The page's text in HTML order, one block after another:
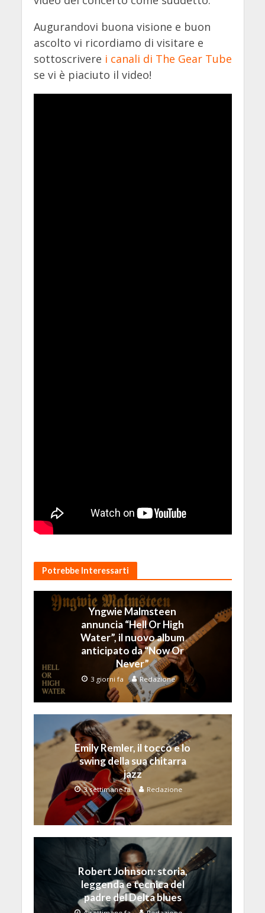
Augurandovi buona visione e buon
ascolto vi ricordiamo di visitare e
sottoscrivere i canali di The Gear Tube
se vi è piaciuto il video!
Potrebbe Interessarti
Yngwie Malmsteen
annuncia “Hell Or High
Water”, il nuovo album
anticipato da “Now Or
Never”
3 giorni fa Redazione
Emily Remler, il tocco e lo
swing della sua chitarra
jazz
3 settimane fa Redazione
Robert Johnson: storia,
leggenda e tecnica del
padre del Delta blues